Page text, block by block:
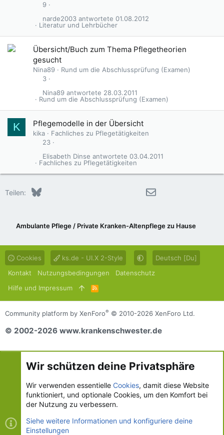
9
Literatur und Lehrbücher
01.08.2012
narde2003
Übersicht/Buch zum Thema Pflegetheorien
gesucht
Nina89
Rund um die Abschlussprüfung (Examen)
3
Rund um die Abschlussprüfung (Examen)
28.03.2011
Nina89
K Pflegemodelle in der Übersicht
kika
Fachliches zu Pflegetätigkeiten
23
Fachliches zu Pflegetätigkeiten
03.04.2011
Elisabeth Dinse
Teilen: Bluesky WhatsApp
E-Mail
Ambulante Pflege / Private Kranken-Altenpflege zu Hause
Cookies ks.de - UI.X 2-Style
Deutsch [Du]
Kontakt
Nutzungsbedingungen
Datenschutz
Hilfe und Impressum
R
S
S
Community platform by XenForo® © 2010-2026 XenForo Ltd.
© 2002-2026 www.krankenschwester.de
Wir schützen deine Privatsphäre
Wir verwenden essentielle Cookies, damit diese Website
funktioniert, und optionale Cookies, um den Komfort bei
der Nutzung zu verbessern.
Siehe weitere Informationen und konfiguriere deine
Einstellungen